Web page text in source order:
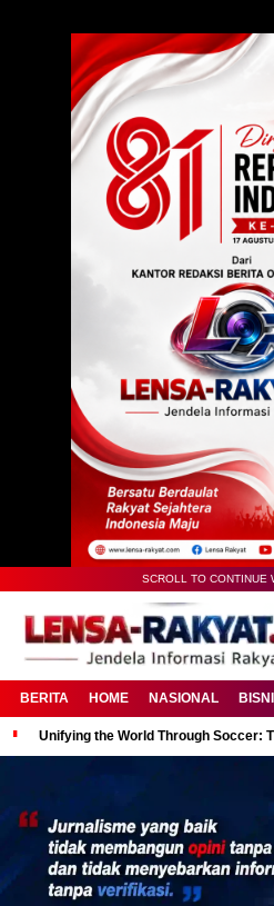
SCROLL TO CONTINUE
BERITA HOME NASIONAL
Unifying the World Through Soccer: